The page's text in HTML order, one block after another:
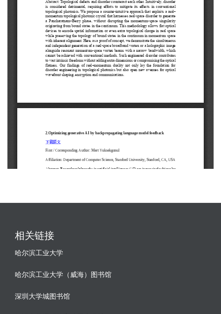
相关链接
哈尔滨工业大学
哈尔滨工业大学（威海）图书馆
深圳大学城图书馆